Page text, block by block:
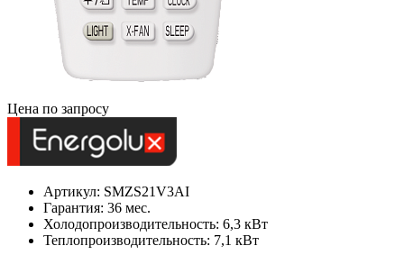
Цена по запросу
Артикул: SMZS21V3AI
Гарантия: 36 мес.
Холодопроизводительность: 6,3 кВт
Теплопроизводительность: 7,1 кВт